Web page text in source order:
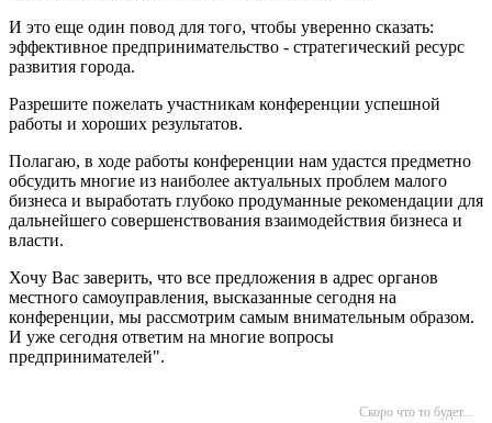
И это еще один повод для того, чтобы уверенно сказать:
эффективное предпринимательство - стратегический ресурс
развития города.
Разрешите пожелать участникам конференции успешной
работы и хороших результатов.
Полагаю, в ходе работы конференции нам удастся предметно
обсудить многие из наиболее актуальных проблем малого
бизнеса и выработать глубоко продуманные рекомендации для
дальнейшего совершенствования взаимодействия бизнеса и
власти.
Хочу Вас заверить, что все предложения в адрес органов
местного самоуправления, высказанные сегодня на
конференции, мы рассмотрим самым внимательным образом.
И уже сегодня ответим на многие вопросы
предпринимателей".
Скоро что то будет...